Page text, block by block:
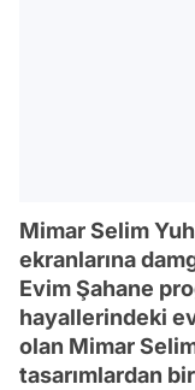
Mimar Selim
ekranlarına
Evim Şahane
hayallerindeki
olan Mimar
tasarımlardan